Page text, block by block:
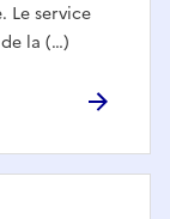
Le service
la (…)